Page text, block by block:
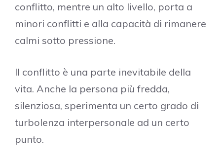
conflitto, mentre un alto livello, porta a
minori conflitti e alla capacità di rimanere
calmi sotto pressione.
Il conflitto è una parte inevitabile della
vita. Anche la persona più fredda,
silenziosa, sperimenta un certo grado di
turbolenza interpersonale ad un certo
punto.